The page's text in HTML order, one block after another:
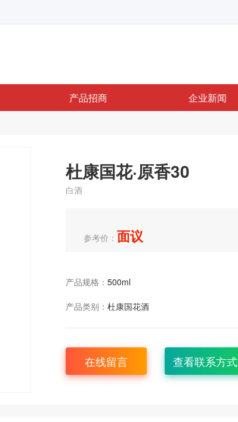
产品招商 企业新闻
杜康国花·原香30
白酒
参考价： 面议
产品规格： 500ml
产品类别： 杜康国花酒
在线留言 查看联系方式